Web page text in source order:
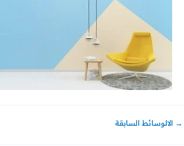
→ الالوسائط السابقة